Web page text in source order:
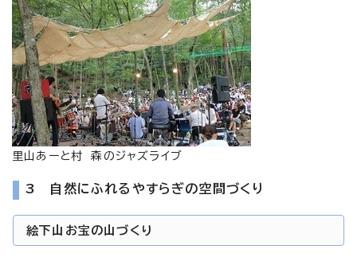
里山あーと村 森のジャズライブ
3 自然にふれるやすらぎの空間づくり
絵下山お宝の山づくり